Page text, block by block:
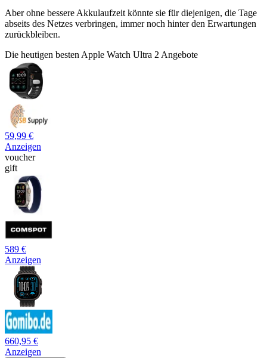
Aber ohne bessere Akkulaufzeit könnte sie für diejenigen, die Tage
abseits des Netzes verbringen, immer noch hinter den Erwartungen
zurückbleiben.
Die heutigen besten Apple Watch Ultra 2 Angebote
59,99 €
Anzeigen
voucher
gift
589 €
Anzeigen
660,95 €
Anzeigen